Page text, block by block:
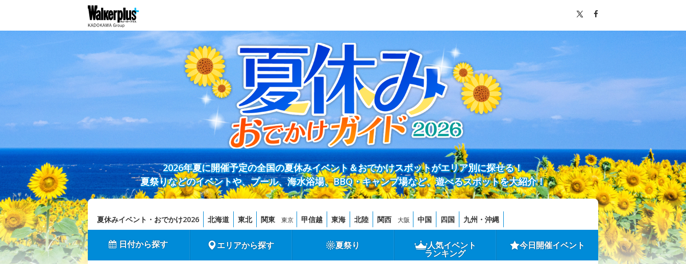
2026年夏に開催予定の全国の夏休みイベント＆おでかけスポットがエリア別に探せる！
夏祭りなどのイベントや、プール、海水浴場、BBQ・キャンプ場など、遊べるスポットを大紹介！
夏休みイベント・おでかけ2026 北海道 東北 関東 東京 甲信越 東海 北陸 関西 大阪 中国 四国 九州・沖縄
日付から探す エリアから探す 夏祭り 人気イベント
ランキング
今日開催イベント